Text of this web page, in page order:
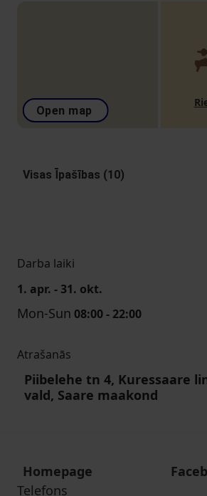
Open map
Visas Īpašības (10)
Darba laiki
1. apr. - 31. okt.
Mon-Sun 08:00 - 22:00
Atrašanās
Piibelehe tn 4, Kuressaare
vald, Saare maakond
Homepage
Telefons